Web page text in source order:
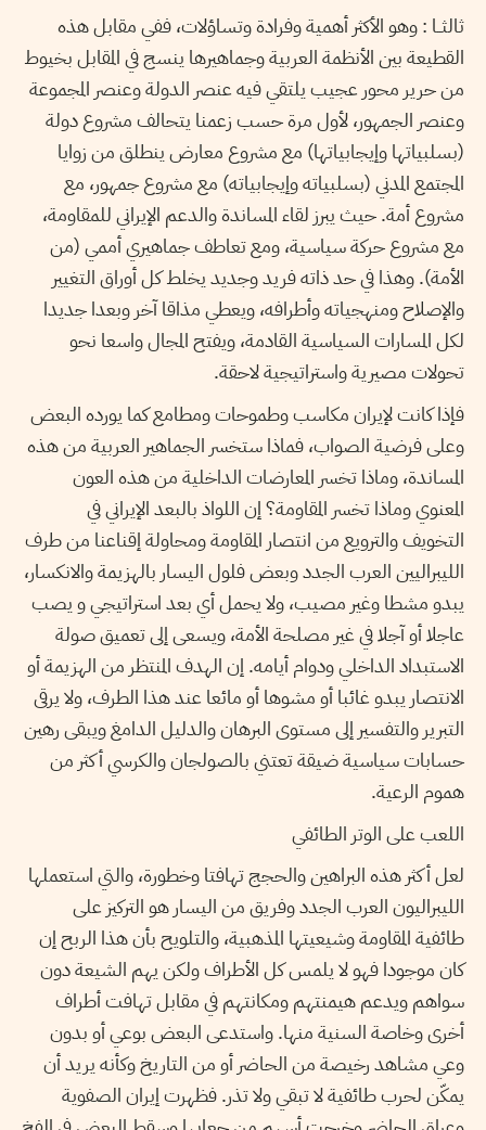
ثالثــا : وهو الأكثر أهمية وفرادة وتساؤلات، ففي مقابل هذه
القطيعة بين الأنظمة العربية وجماهيرها ينسج في المقابل بخيوط
من حرير محور عجيب يلتقي فيه عنصر الدولة وعنصر المجموعة
وعنصر الجمهور، لأول مرة حسب زعمنا يتحالف مشروع دولة
(بسلبياتها وإيجابياتها) مع مشروع معارض ينطلق من زوايا
المجتمع المدني (بسلبياته وإيجابياته) مع مشروع جمهور، مع
مشروع أمة. حيث يبرز لقاء المساندة والدعم الإيراني للمقاومة،
مع مشروع حركة سياسية، ومع تعاطف جماهيري أممي (من
الأمة). وهذا في حد ذاته فريد وجديد يخلط كل أوراق التغيير
والإصلاح ومنهجياته وأطرافه، ويعطي مذاقا آخر وبعدا جديدا
لكل المسارات السياسية القادمة، ويفتح المجال واسعا نحو
تحولات مصيرية واستراتيجية لاحقة.
فإذا كانت لإيران مكاسب وطموحات ومطامع كما يورده البعض
وعلى فرضية الصواب، فماذا ستخسر الجماهير العربية من هذه
المساندة، وماذا تخسر المعارضات الداخلية من هذه العون
المعنوي وماذا تخسر المقاومة؟ إن اللواذ بالبعد الإيراني في
التخويف والترويع من انتصار المقاومة ومحاولة إقناعنا من طرف
الليبراليين العرب الجدد وبعض فلول اليسار بالهزيمة والانكسار،
يبدو مشطا وغير مصيب، ولا يحمل أي بعد استراتيجي و يصب
عاجلا أو آجلا في غير مصلحة الأمة، ويسعى إلى تعميق صولة
الاستبداد الداخلي ودوام أيامه. إن الهدف المنتظر من الهزيمة أو
الانتصار يبدو غائبا أو مشوها أو مائعا عند هذا الطرف، ولا يرقى
التبرير والتفسير إلى مستوى البرهان والدليل الدامغ ويبقى رهين
حسابات سياسية ضيقة تعتني بالصولجان والكرسي أكثر من
هموم الرعية.
اللعب على الوتر الطائفي
لعل أكثر هذه البراهين والحجج تهافتا وخطورة، والتي استعملها
الليبراليون العرب الجدد وفريق من اليسار هو التركيز على
طائفية المقاومة وشيعيتها المذهبية، والتلويح بأن هذا الربح إن
كان موجودا فهو لا يلمس كل الأطراف ولكن يهم الشيعة دون
سواهم ويدعم هيمنتهم ومكانتهم في مقابل تهافت أطراف
أخرى وخاصة السنية منها. واستدعى البعض بوعي أو بدون
وعي مشاهد رخيصة من الحاضر أو من التاريخ وكأنه يريد أن
يمكّن لحرب طائفية لا تبقي ولا تذر. فظهرت إيران الصفوية